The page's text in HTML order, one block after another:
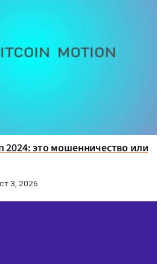
это мошенничество или
3, 2026